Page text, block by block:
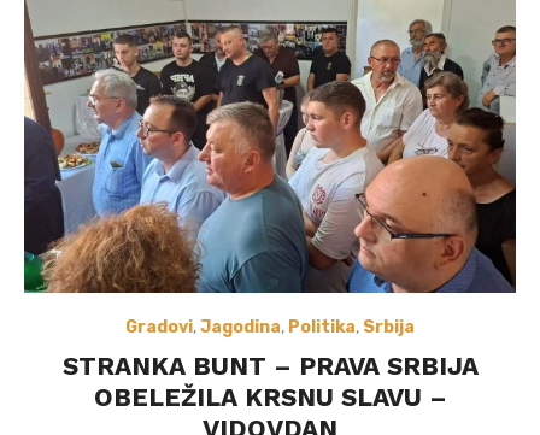
Gradovi,Jagodina, Politika, Srbija
STRANKA BUNT – PRAVA SRBIJA
OBELEŽILA KRSNU SLAVU –
VIDOVDAN